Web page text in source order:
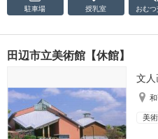
駐車場 授乳室 おむつ
田辺市立美術館【休館】
文
美